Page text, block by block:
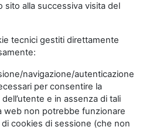
sito alla successiva visita del
tecnici gestiti direttamente
navigazione/autenticazione
per consentire la
e in assenza di tali
web non potrebbe funzionare
cookies di sessione (che non